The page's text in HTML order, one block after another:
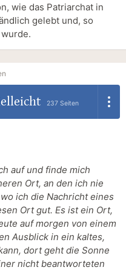
wie das Patriarchat in
gelebt und, so
237 Seiten
auf und finde mich
Ort, an den ich nie
ich die Nachricht eines
Ort gut. Es ist ein Ort,
auf morgen von einem
Ausblick in ein kaltes,
dort geht die Sonne
nicht beantworteten